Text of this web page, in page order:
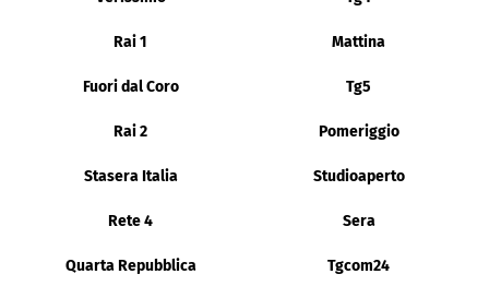
Rai 1 Mattina
Fuori dal Coro Tg5
Rai 2 Pomeriggio
Stasera Italia Studioaperto
Rete 4 Sera
Quarta Repubblica Tgcom24